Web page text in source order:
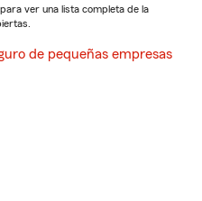
ver una lista completa de la
de pequeñas empresas